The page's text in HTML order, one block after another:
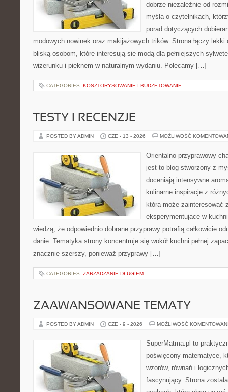
dobrze niezależnie od
myślą o czytelnikach,
porad dotyczących
modowych nowinek oraz makijażowych trików. Strona łączy
bliską osobom, które interesują się modą dla pełniejszych
wizerunku i pięknem w naturalnym wydaniu. Polecamy […]
CATEGORIES: KOSZTORYSOWANIE I BUDŻETOWANIE
TESTY I RECENZJE
POSTED BY ADMIN CZE - 13 - 2026 MOŻLIWOŚĆ
Orientalno-przyprawowy
jest to blog stworzony z
doceniają intensywne
kulinarne inspiracje z
która może zainteresować
eksperymentujące w
wiedzą, że odpowiednio dobrane przyprawy potrafią całkowicie
danie. Tematyka strony koncentruje się wokół kuchni pełnej
znacznie szerszy, ponieważ przyprawy […]
CATEGORIES: ZARZĄDZANIE DŁUGIEM
ZAAWANSOWANE TEMATY
POSTED BY ADMIN CZE - 9 - 2026 MOŻLIWOŚĆ
SuperMatma.pl to
poświęcony matematyce,
wzorów, równań i
fascynujący. Strona